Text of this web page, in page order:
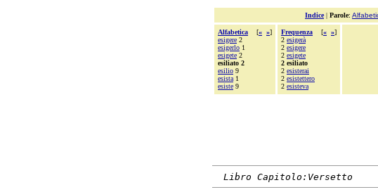
Indice| Parole:
Alfabetica [« »]
esigere 2
esigerlo 1
esigete 2
esiliato 2
esilio 9
esista 1
esiste 9
Frequenza [« »]
2 esigerà
2 esigere
2 esigete
2 esiliato
2 esisterai
2 esistettero
2 esisteva
Libro Capitolo:Versetto